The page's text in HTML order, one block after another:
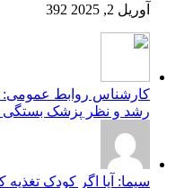
آوریل 2, 2025 392
کارشناس روابط عمومی:
رشد و نظر پزشک بستگی
سیما: آیا اگر کودک